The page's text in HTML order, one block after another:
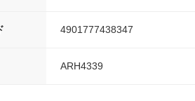
4901777438347
ARH4339